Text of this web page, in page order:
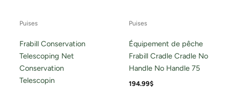
Puises
Frabill Conservation
Telescoping Net
Conservation
Telescopin
Puises
Équipement de pêche
Frabill Cradle Cradle No
Handle No Handle 75
194.99$